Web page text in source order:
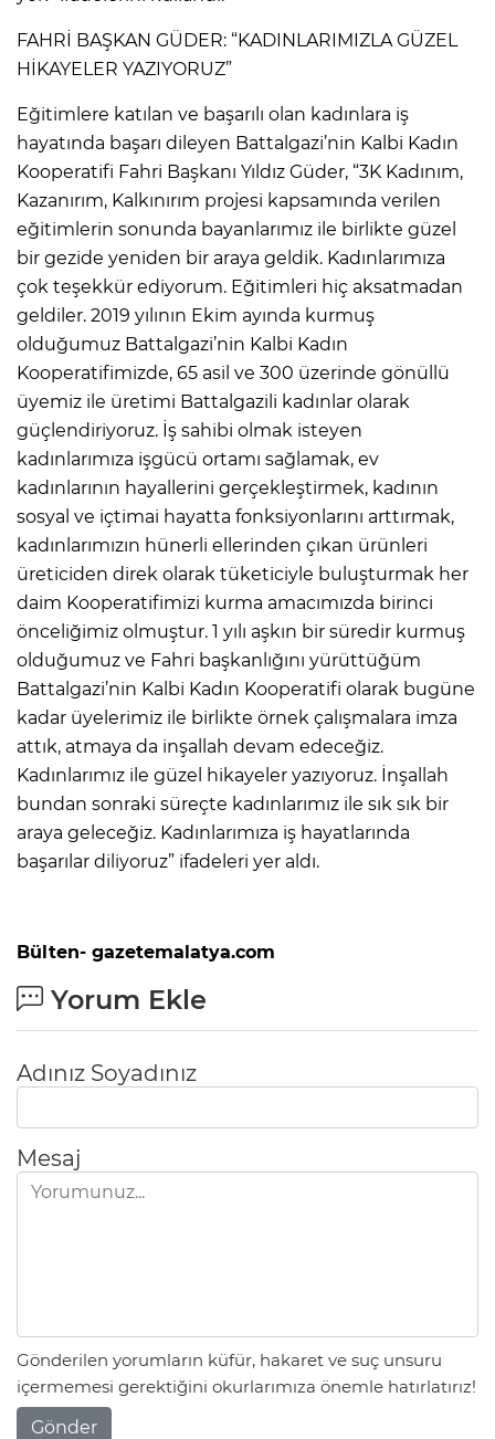
FAHRİ BAŞKAN GÜDER: “KADINLARIMIZLA GÜZEL
HİKAYELER YAZIYORUZ”
Eğitimlere katılan ve başarılı olan kadınlara iş
hayatında başarı dileyen Battalgazi’nin Kalbi Kadın
Kooperatifi Fahri Başkanı Yıldız Güder, “3K Kadınım,
Kazanırım, Kalkınırım projesi kapsamında verilen
eğitimlerin sonunda bayanlarımız ile birlikte güzel
bir gezide yeniden bir araya geldik. Kadınlarımıza
çok teşekkür ediyorum. Eğitimleri hiç aksatmadan
geldiler. 2019 yılının Ekim ayında kurmuş
olduğumuz Battalgazi’nin Kalbi Kadın
Kooperatifimizde, 65 asil ve 300 üzerinde gönüllü
üyemiz ile üretimi Battalgazili kadınlar olarak
güçlendiriyoruz. İş sahibi olmak isteyen
kadınlarımıza işgücü ortamı sağlamak, ev
kadınlarının hayallerini gerçekleştirmek, kadının
sosyal ve içtimai hayatta fonksiyonlarını arttırmak,
kadınlarımızın hünerli ellerinden çıkan ürünleri
üreticiden direk olarak tüketiciyle buluşturmak her
daim Kooperatifimizi kurma amacımızda birinci
önceliğimiz olmuştur. 1 yılı aşkın bir süredir kurmuş
olduğumuz ve Fahri başkanlığını yürüttüğüm
Battalgazi’nin Kalbi Kadın Kooperatifi olarak bugüne
kadar üyelerimiz ile birlikte örnek çalışmalara imza
attık, atmaya da inşallah devam edeceğiz.
Kadınlarımız ile güzel hikayeler yazıyoruz. İnşallah
bundan sonraki süreçte kadınlarımız ile sık sık bir
araya geleceğiz. Kadınlarımıza iş hayatlarında
başarılar diliyoruz” ifadeleri yer aldı.
Bülten- gazetemalatya.com
Yorum Ekle
Adınız Soyadınız
Mesaj
Gönderilen yorumların küfür, hakaret ve suç unsuru
içermemesi gerektiğini okurlarımıza önemle hatırlatırız!
Gönder